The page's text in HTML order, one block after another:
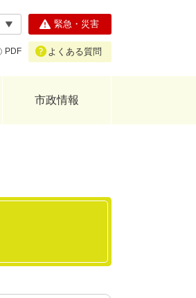
PDF
緊急・災害
よくある質問
市政情報